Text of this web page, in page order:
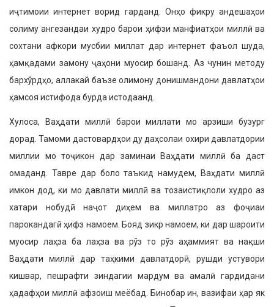
иҷтимоии интернет ворид гарданд. Онҳо фикру андешаҳои
солиму ангезандаи худро барои ҳифзи манфиатҳои миллӣ ва
сохтани афкори мусбии миллат дар интернет фаъол шуда,
ҳамқадами замону ҷаҳони муосир бошанд. Аз чунин методу
бархўрдҳо, аллакай баъзе олимону донишмандони давлатҳои
ҳамсоя истифода бурда истодаанд.
Хулоса, Ваҳдати миллӣ барои миллати мо арзиши бузург
дорад. Тамоми дастовардҳои ду даҳсолаи охири давлатдории
миллии мо тоҷикон дар заминаи Ваҳдати миллӣ ба даст
омаданд. Тавре дар боло таъкид намудем, Ваҳдати миллӣ
имкон дод, ки мо давлати миллӣ ва тозаистиқлоли худро аз
хатари нобудӣ наҷот диҳем ва миллатро аз фоҷиаи
парокандагӣ ҳифз намоем. Бояд зикр намоем, ки дар шароити
муосир лаҳза ба лаҳза ва рўз то рўз аҳаммият ва нақши
Ваҳдати миллӣ дар таҳкими давлатдорӣ, рушди устувори
кишвар, пешрафти зиндагии мардум ва амалӣ гардидани
ҳадафҳои миллӣ афзоиш меёбад. Бинобар ин, вазифаи ҳар як